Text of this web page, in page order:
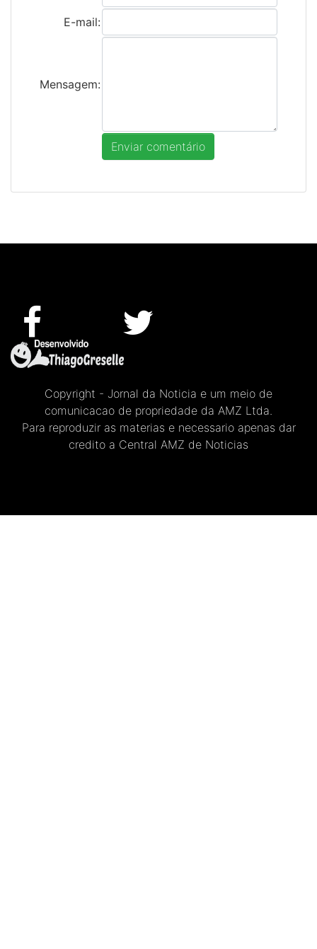
E-mail:
Mensagem:
Copyright - Jornal da Noticia e um meio de
comunicacao de propriedade da AMZ Ltda.
Para reproduzir as materias e necessario apenas dar
credito a Central AMZ de Noticias